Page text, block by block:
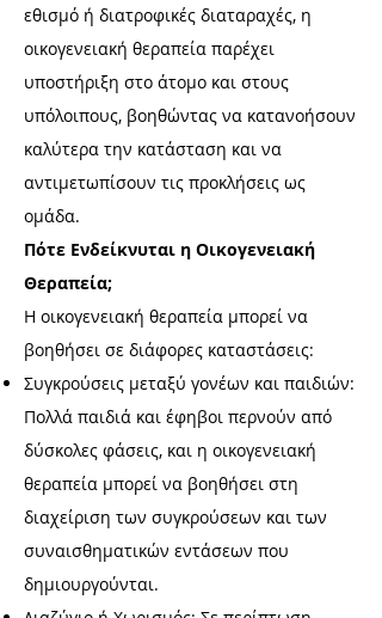
εθισμό ή διατροφικές διαταραχές, η
οικογενειακή θεραπεία παρέχει
υποστήριξη στο άτομο και στους
υπόλοιπους, βοηθώντας να κατανοήσουν
καλύτερα την κατάσταση και να
αντιμετωπίσουν τις προκλήσεις ως
ομάδα.
Πότε Ενδείκνυται η Οικογενειακή
Θεραπεία;
Η οικογενειακή θεραπεία μπορεί να
βοηθήσει σε διάφορες καταστάσεις:
Συγκρούσεις μεταξύ γονέων και παιδιών:
Πολλά παιδιά και έφηβοι περνούν από
δύσκολες φάσεις, και η οικογενειακή
θεραπεία μπορεί να βοηθήσει στη
διαχείριση των συγκρούσεων και των
συναισθηματικών εντάσεων που
δημιουργούνται.